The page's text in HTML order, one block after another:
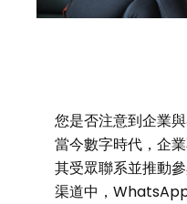
您是否注意到企業
當今數字時代，企
其受眾聯系並推動
渠道中，